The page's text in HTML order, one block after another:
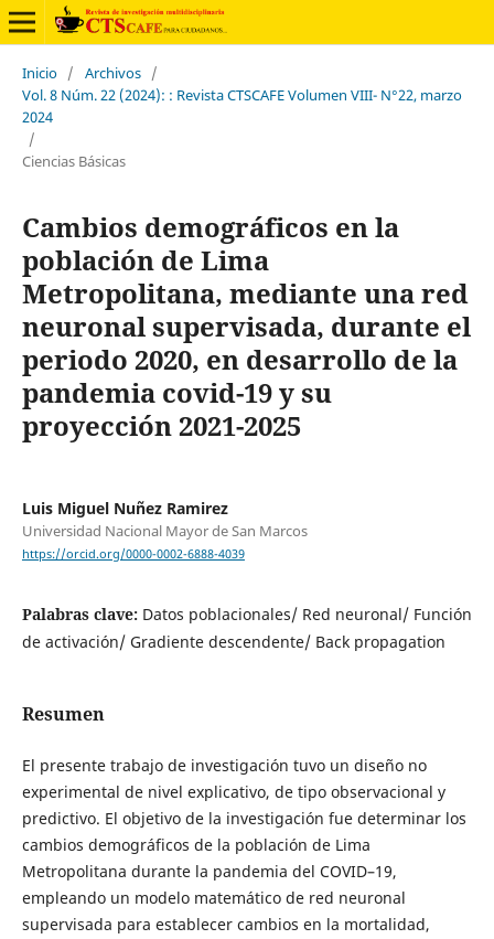
Inicio / Archivos /
Vol. 8 Núm. 22 (2024): : Revista CTSCAFE Volumen VIII- N°22, marzo
2024
/
Ciencias Básicas
Cambios demográficos en la
población de Lima
Metropolitana, mediante una red
neuronal supervisada, durante el
periodo 2020, en desarrollo de la
pandemia covid-19 y su
proyección 2021-2025
Luis Miguel Nuñez Ramirez
Universidad Nacional Mayor de San Marcos
https://orcid.org/0000-0002-6888-4039
Palabras clave: Datos poblacionales/ Red neuronal/ Función
de activación/ Gradiente descendente/ Back propagation
Resumen
El presente trabajo de investigación tuvo un diseño no
experimental de nivel explicativo, de tipo observacional y
predictivo. El objetivo de la investigación fue determinar los
cambios demográficos de la población de Lima
Metropolitana durante la pandemia del COVID–19,
empleando un modelo matemático de red neuronal
supervisada para establecer cambios en la mortalidad,